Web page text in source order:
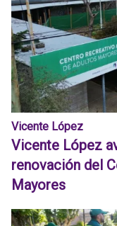
Vicente López
Vicente López
renovación del
Mayores